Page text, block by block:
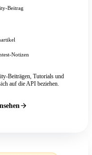
Beitrag
Notizen
Beiträgen, Tutorials und
auf die API beziehen.